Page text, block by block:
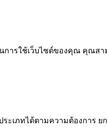
ารใช้เว็บไซต์ของคุณ คุณสา
ะเภทได้ตามความต้องการ ย